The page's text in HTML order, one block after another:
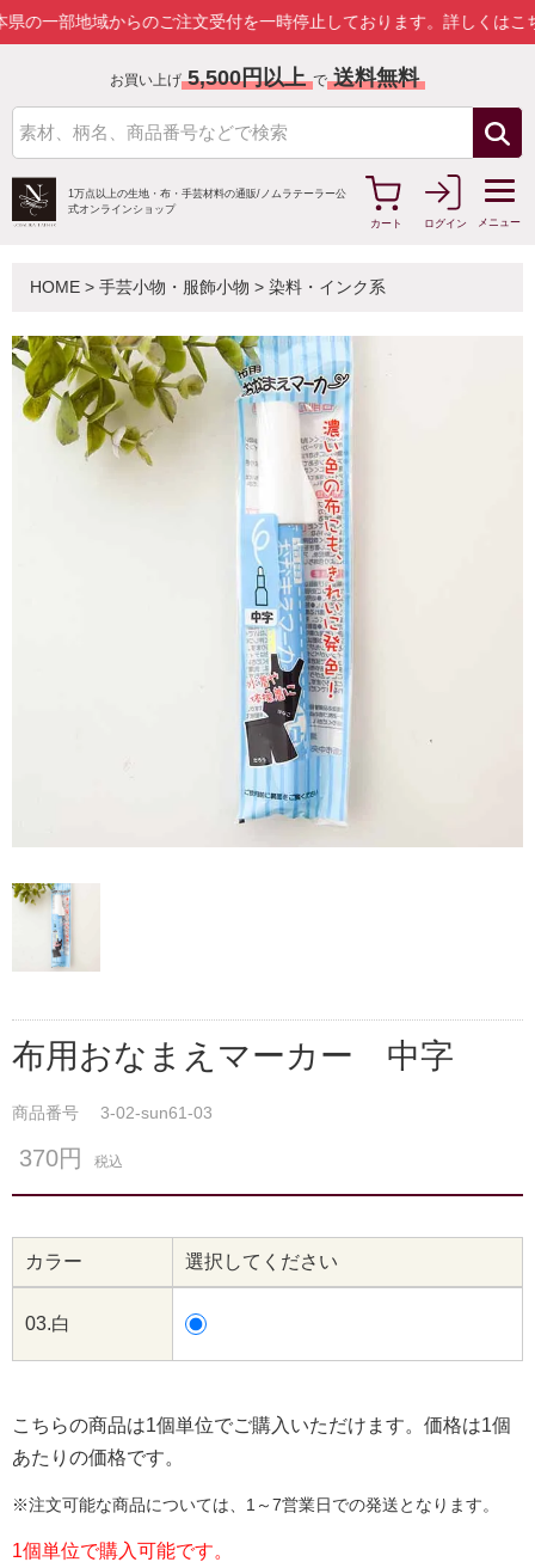
地域からのご注文受付を一時停止しております。詳しくはこちら
お買い上げ 5,500円以上 で 送料無料
1万点以上の生地・布・手芸材料の通販/ ノムラテーラー公
式オンラインショップ
カート
ログイン メニュー
HOME > 手芸小物・服飾小物 > 染料・インク系
布用おなまえマーカー 中字
商品番号 3-02-sun61-03
370円 税込
カラー 選択してください
03.白
こちらの商品は1個単位でご購入いただけます。価格は1個
あたりの価格です。
※注文可能な商品については、1～7営業日での発送となります。
1個単位で購入可能です。